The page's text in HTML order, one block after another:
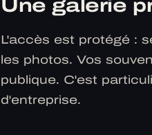
Une galerie
L'accès est protégé :
les photos. Vos
publique. C'est
d'entreprise.